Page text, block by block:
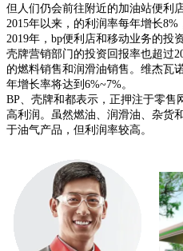
但人们仍会前往附近的加油站便利
2015年以来，的利润率每年增长8%
2019年，bp便利店和移动业务的投
壳牌营销部门的投资回报率也超过
的燃料销售和润滑油销售。维杰瓦
年增长率将达到6%~7%。
BP、壳牌和都表示，正押注于零售
高利润。虽然燃油、润滑油、杂货
于油气产品，但利润率较高。